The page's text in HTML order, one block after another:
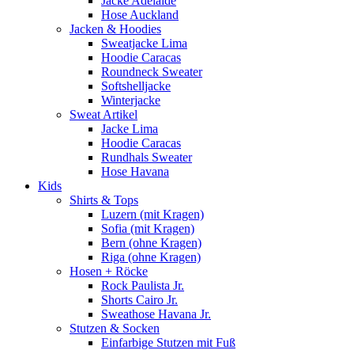
Hose Auckland
Jacken & Hoodies
Sweatjacke Lima
Hoodie Caracas
Roundneck Sweater
Softshelljacke
Winterjacke
Sweat Artikel
Jacke Lima
Hoodie Caracas
Rundhals Sweater
Hose Havana
Kids
Shirts & Tops
Luzern (mit Kragen)
Sofia (mit Kragen)
Bern (ohne Kragen)
Riga (ohne Kragen)
Hosen + Röcke
Rock Paulista Jr.
Shorts Cairo Jr.
Sweathose Havana Jr.
Stutzen & Socken
Einfarbige Stutzen mit Fuß